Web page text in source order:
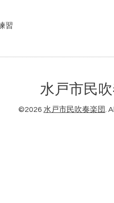
習
水戸市民
©2026 水戸市民吹奏楽団.